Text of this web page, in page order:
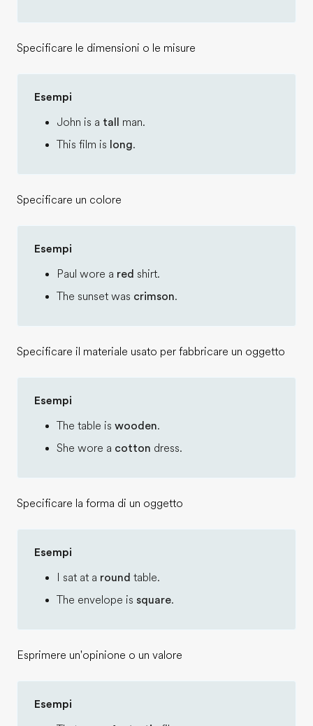
Specificare le dimensioni o le misure
Esempi
John is a tall
man.
This film is long.
Specificare un colore
Esempi
Paul wore a red shirt.
The sunset was crimson.
Specificare il materiale usato per fabbricare un oggetto
Esempi
The table is wooden.
She wore a cotton dress.
Specificare la forma di un oggetto
Esempi
I sat at a round table.
The envelope is square.
Esprimere un'opinione o un valore
Esempi